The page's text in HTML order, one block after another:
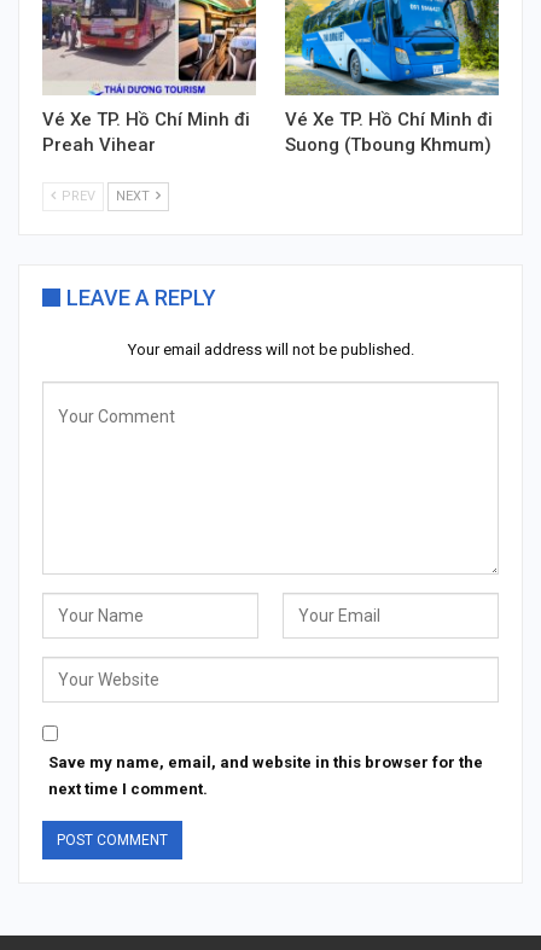
Vé Xe TP. Hồ Chí Minh đi
Preah Vihear
Vé Xe TP. Hồ Chí Minh đi
Suong (Tboung Khmum)
PREV NEXT
LEAVE A REPLY
Your email address will not be published.
Save my name, email, and website in this browser for the
next time I comment.